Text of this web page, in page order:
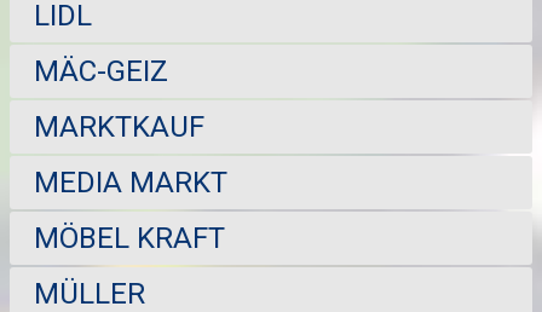
LIDL
MÄC-GEIZ
MARKTKAUF
MEDIA MARKT
MÖBEL KRAFT
MÜLLER